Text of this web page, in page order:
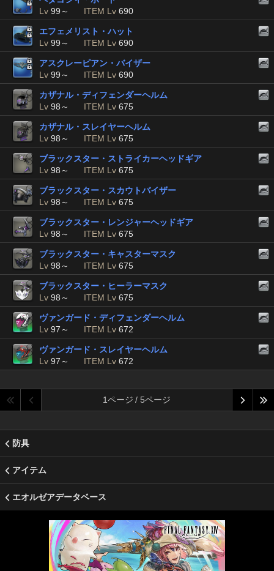
Lv 99～ ITEM Lv 690
エフェメリスト・ハット
Lv 99～ ITEM Lv 690
アスクレーピアン・バイザー
Lv 99～ ITEM Lv 690
カザナル・ディフェンダーヘルム
Lv 98～ ITEM Lv 675
カザナル・スレイヤーヘルム
Lv 98～ ITEM Lv 675
ブラックスター・ストライカーヘッドギア
Lv 98～ ITEM Lv 675
ブラックスター・スカウトバイザー
Lv 98～ ITEM Lv 675
ブラックスター・レンジャーヘッドギア
Lv 98～ ITEM Lv 675
ブラックスター・キャスターマスク
Lv 98～ ITEM Lv 675
ブラックスター・ヒーラーマスク
Lv 98～ ITEM Lv 675
ヴァンガード・ディフェンダーヘルム
Lv 97～ ITEM Lv 672
ヴァンガード・スレイヤーヘルム
Lv 97～ ITEM Lv 672
1ページ / 5ページ
防具
アイテム
エオルゼアデータベース